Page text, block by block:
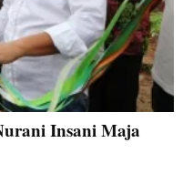
Insani Maja